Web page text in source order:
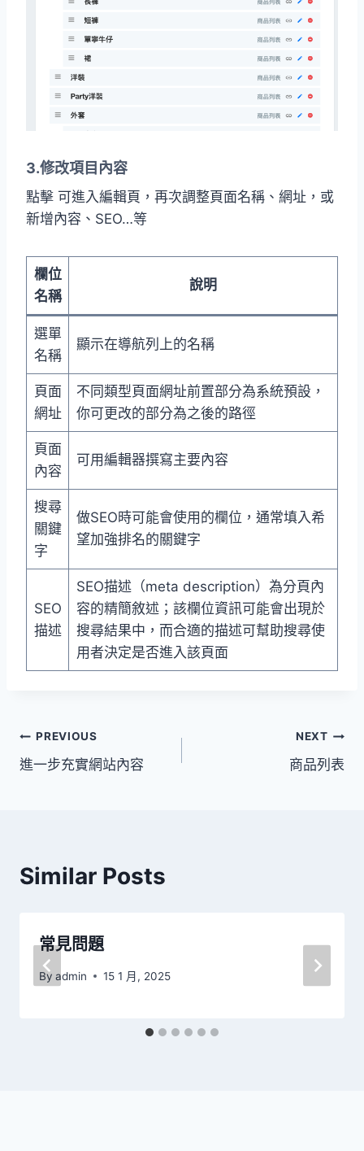
3.修改項目內容
點擊 可進入編輯頁，再次調整頁面名稱、網址，或
新增內容、SEO…等
欄位
名稱
說明
選單
名稱
顯示在導航列上的名稱
頁面
網址
不同類型頁面網址前置部分為系統預設，
你可更改的部分為之後的路徑
頁面
內容
可用編輯器撰寫主要內容
搜尋
關鍵
字
做SEO時可能會使用的欄位，通常填入希
望加強排名的關鍵字
SEO
描述
SEO描述（meta description）為分頁內
容的精簡敘述；該欄位資訊可能會出現於
搜尋結果中，而合適的描述可幫助搜尋使
用者決定是否進入該頁面
文
章
PREVIOUS
進一步充實網站內容
NEXT
商品列表
Similar Posts
常見問題
By admin 15 1 月, 2025